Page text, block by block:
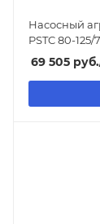
Насосный
PSTC 80-125/
69 505 руб.